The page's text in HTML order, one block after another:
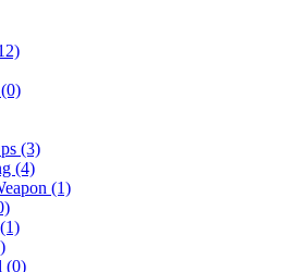
(0)
(3)
(4)
(1)
(1)
(0)